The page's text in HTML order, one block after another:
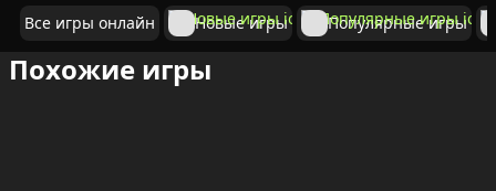
Все игры онлайн Новые игры Популярные игры
Похожие игры